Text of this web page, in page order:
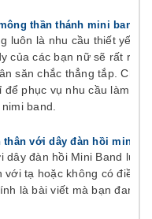
thần thánh mini band
luôn là nhu cầu thiết yếu
của các bạn nữ sẽ rất rất
săn chắc thẳng tắp.
để phục vụ nhu cầu làm
band.
thân với dây đàn hồi mini
dây đàn hồi Mini Band
với tạ hoặc không có điều
là bài viết mà bạn đang